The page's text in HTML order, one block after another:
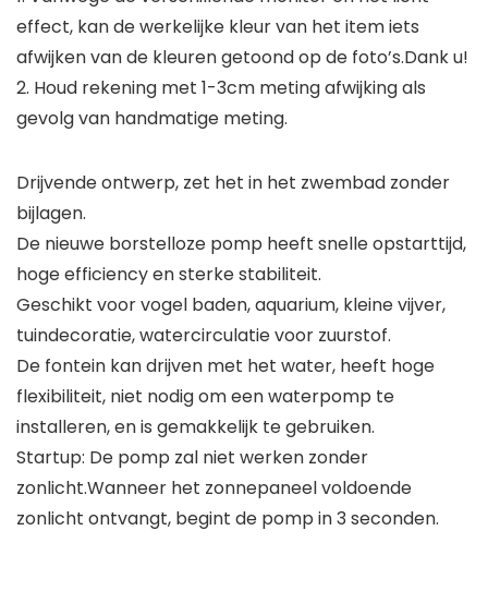
effect, kan de werkelijke kleur van het item iets
afwijken van de kleuren getoond op de foto’s.Dank u!
2. Houd rekening met 1-3cm meting afwijking als
gevolg van handmatige meting.
Drijvende ontwerp, zet het in het zwembad zonder
bijlagen.
De nieuwe borstelloze pomp heeft snelle opstarttijd,
hoge efficiency en sterke stabiliteit.
Geschikt voor vogel baden, aquarium, kleine vijver,
tuindecoratie, watercirculatie voor zuurstof.
De fontein kan drijven met het water, heeft hoge
flexibiliteit, niet nodig om een ​​waterpomp te
installeren, en is gemakkelijk te gebruiken.
Startup: De pomp zal niet werken zonder
zonlicht.Wanneer het zonnepaneel voldoende
zonlicht ontvangt, begint de pomp in 3 seconden.